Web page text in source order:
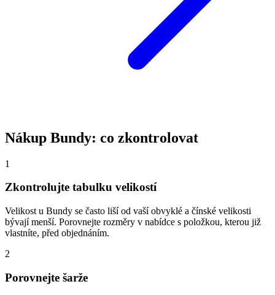
Nákup Bundy: co zkontrolovat
1
Zkontrolujte tabulku velikostí
Velikost u Bundy se často liší od vaší obvyklé a čínské velikosti
bývají menší. Porovnejte rozměry v nabídce s položkou, kterou již
vlastníte, před objednáním.
2
Porovnejte šarže